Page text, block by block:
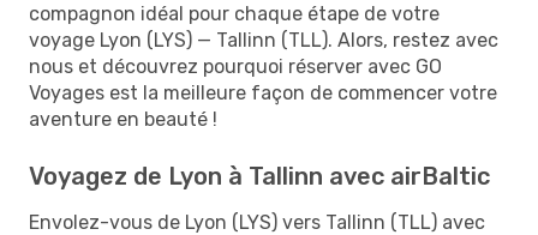
compagnon idéal pour chaque étape de votre
voyage Lyon (LYS) — Tallinn (TLL). Alors, restez avec
nous et découvrez pourquoi réserver avec GO
Voyages est la meilleure façon de commencer votre
aventure en beauté !
Voyagez de Lyon à Tallinn avec airBaltic
Envolez-vous de Lyon (LYS) vers Tallinn (TLL) avec